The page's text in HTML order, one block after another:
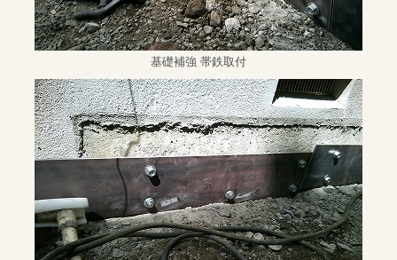
基礎補強 帯鉄取付